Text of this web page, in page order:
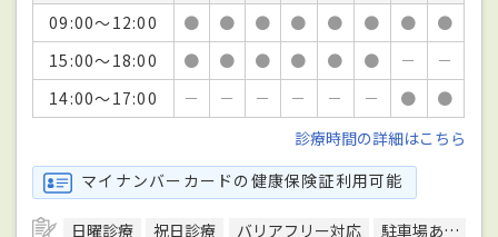
09:00～12:00
● ● ● ● ● ● ●
●
15:00～18:00
● ● ● ● ● ● －
－
14:00～17:00
－ － － － － － ●
●
診療時間の詳細はこちら
マイナンバーカードの健康保険証利用可能
日曜診療 祝日診療 バリアフリー対応 駐車場あり